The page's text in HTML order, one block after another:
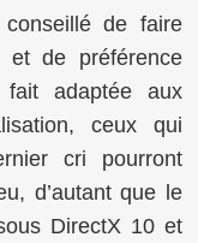
de faire
et de préférence
adaptée aux
ceux qui
cri pourront
d’autant que le
DirectX 10 et